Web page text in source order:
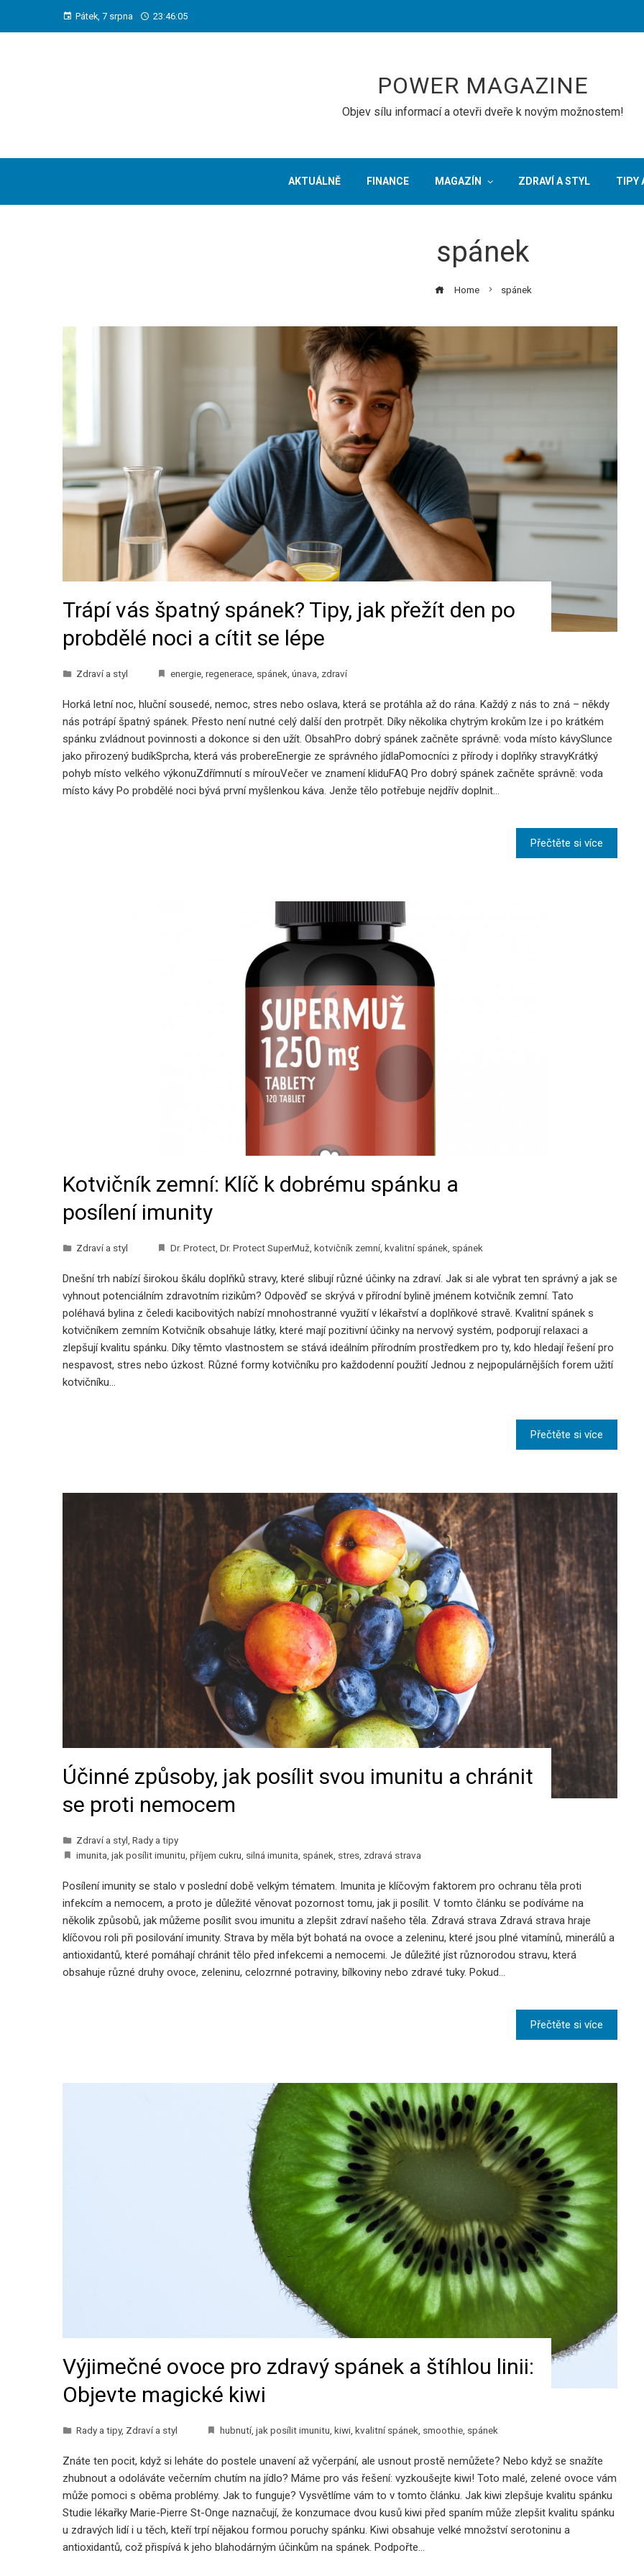
Pátek, 7 srpna 23:46:06
POWER MAGAZINE
Objev sílu informací a otevři dveře k novým možnostem!
AKTUÁLNĚ FINANCE MAGAZÍN ZDRAVÍ A STYL TIPY
spánek
Home spánek
Trápí vás špatný spánek? Tipy, jak přežít den po
probdělé noci a cítit se lépe
Zdraví a styl energie regenerace spánek únava zdraví
Horká letní noc, hluční sousedé, nemoc, stres nebo oslava, která se protáhla až do rána. Každý z nás to zná – někdy
nás potrápí špatný spánek. Přesto není nutné celý další den protrpět. Díky několika chytrým krokům lze i po krátkém
spánku zvládnout povinnosti a dokonce si den užít. ObsahPro dobrý spánek začněte správně: voda místo kávySlunce
jako přirozený budíkSprcha, která vás probereEnergie ze správného jídlaPomocníci z přírody i doplňky stravyKrátký
pohyb místo velkého výkonuZdřímnutí s mírouVečer ve znamení kliduFAQ Pro dobrý spánek začněte správně: voda
místo kávy Po probdělé noci bývá první myšlenkou káva. Jenže tělo potřebuje nejdřív doplnit…
Přečtěte si více
Kotvičník zemní: Klíč k dobrému spánku a
posílení imunity
Zdraví a styl Dr. Protect, Dr. Protect SuperMuž, kotvičník zemní, kvalitní spánek, spánek
Dnešní trh nabízí širokou škálu doplňků stravy, které slibují různé účinky na zdraví. Jak si ale vybrat ten správný a jak se
vyhnout potenciálním zdravotním rizikům? Odpověď se skrývá v přírodní bylině jménem kotvičník zemní. Tato
poléhavá bylina z čeledi kacibovitých nabízí mnohostranné využití v lékařství a doplňkové stravě. Kvalitní spánek s
kotvičníkem zemním Kotvičník obsahuje látky, které mají pozitivní účinky na nervový systém, podporují relaxaci a
zlepšují kvalitu spánku. Díky těmto vlastnostem se stává ideálním přírodním prostředkem pro ty, kdo hledají řešení pro
nespavost, stres nebo úzkost. Různé formy kotvičníku pro každodenní použití Jednou z nejpopulárnějších forem užití
kotvičníku…
Přečtěte si více
Účinné způsoby, jak posílit svou imunitu a chránit
se proti nemocem
Zdraví a styl Rady a tipy
imunita jak posílit imunitu příjem cukru silná imunita spánek stres zdravá strava
Posílení imunity se stalo v poslední době velkým tématem. Imunita je klíčovým faktorem pro ochranu těla proti
infekcím a nemocem, a proto je důležité věnovat pozornost tomu, jak ji posílit. V tomto článku se podíváme na
několik způsobů, jak můžeme posílit svou imunitu a zlepšit zdraví našeho těla. Zdravá strava Zdravá strava hraje
klíčovou roli při posilování imunity. Strava by měla být bohatá na ovoce a zeleninu, které jsou plné vitamínů, minerálů a
antioxidantů, které pomáhají chránit tělo před infekcemi a nemocemi. Je důležité jíst různorodou stravu, která
obsahuje různé druhy ovoce, zeleninu, celozrnné potraviny, bílkoviny nebo zdravé tuky. Pokud…
Přečtěte si více
Výjimečné ovoce pro zdravý spánek a štíhlou linii:
Objevte magické kiwi
Rady a tipy, Zdraví a styl hubnutí, jak posílit imunitu kiwi kvalitní spánek smoothie spánek
Znáte ten pocit, když si leháte do postele unavení až vyčerpání, ale usnout prostě nemůžete? Nebo když se snažíte
zhubnout a odoláváte večerním chutím na jídlo? Máme pro vás řešení: vyzkoušejte kiwi! Toto malé, zelené ovoce vám
může pomoci s oběma problémy. Jak to funguje? Vysvětlíme vám to v tomto článku. Jak kiwi zlepšuje kvalitu spánku
Studie lékařky Marie-Pierre St-Onge naznačují, že konzumace dvou kusů kiwi před spaním může zlepšit kvalitu spánku
u zdravých lidí i u těch, kteří trpí nějakou formou poruchy spánku. Kiwi obsahuje velké množství serotoninu a
antioxidantů, což přispívá k jeho blahodárným účinkům na spánek. Podpořte…
A Investice, Které
Jarní Květiny Na Mezinárodní Den Žen: Prodejci
Potvrzují Oblibu Řezaných Tulipánů
9 března, 2026
Czech Grand Design 2025: Jiří Krejčiřík Se Stává
Grand Designérem
12 března, 2026